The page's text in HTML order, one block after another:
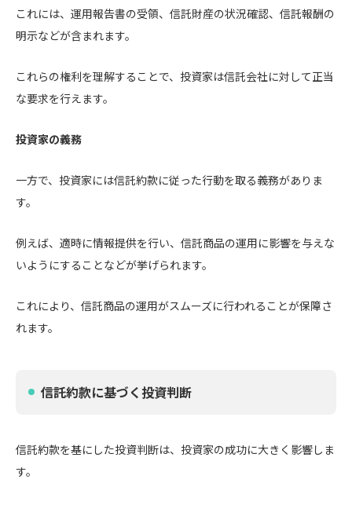
これには、運用報告書の受領、信託財産の状況確認、信託報酬の
明示などが含まれます。
これらの権利を理解することで、投資家は信託会社に対して正当
な要求を行えます。
投資家の義務
一方で、投資家には信託約款に従った行動を取る義務がありま
す。
例えば、適時に情報提供を行い、信託商品の運用に影響を与えな
いようにすることなどが挙げられます。
これにより、信託商品の運用がスムーズに行われることが保障さ
れます。
信託約款に基づく投資判断
信託約款を基にした投資判断は、投資家の成功に大きく影響しま
す。